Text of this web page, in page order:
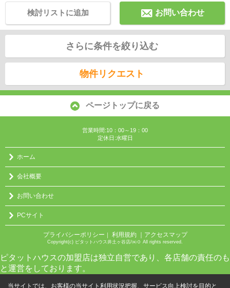
お問い合わせ
検討リストに追加
さらに条件を絞り込む
物件リクエスト
ページトップに戻る
営業時間:10：00～19：00
定休日:水曜日
ホーム
会社概要
お問い合わせ
PCサイト
プライバシーポリシー ｜ 利用規約 ｜アクセスマップ
Copyright(c) ピタットハウス井土ヶ谷店/㈱０ All rights reserved.
ピタットハウスの加盟店は独立自営であり、各店舗の責任のも
と運営をしております。
当サイトでは、お客様の当サイト利用状況把握、サービス向上検討を目的と